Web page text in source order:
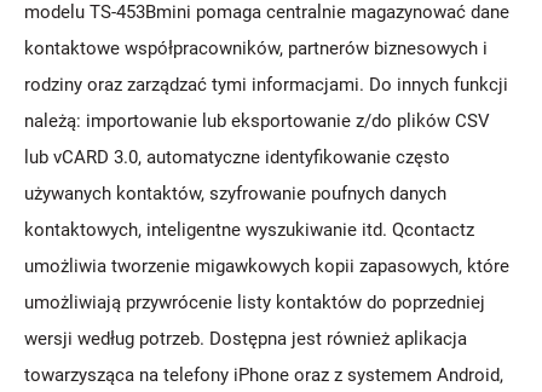
modelu TS-453Bmini pomaga centralnie magazynować dane
kontaktowe współpracowników, partnerów biznesowych i
rodziny oraz zarządzać tymi informacjami. Do innych funkcji
należą: importowanie lub eksportowanie z/do plików CSV
lub vCARD 3.0, automatyczne identyfikowanie często
używanych kontaktów, szyfrowanie poufnych danych
kontaktowych, inteligentne wyszukiwanie itd. Qcontactz
umożliwia tworzenie migawkowych kopii zapasowych, które
umożliwiają przywrócenie listy kontaktów do poprzedniej
wersji według potrzeb. Dostępna jest również aplikacja
towarzysząca na telefony iPhone oraz z systemem Android,